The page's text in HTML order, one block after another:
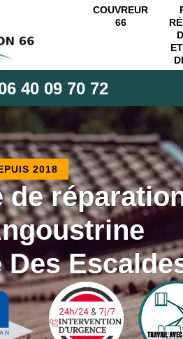
COUVREUR
66
40 09 70 72
2018
de